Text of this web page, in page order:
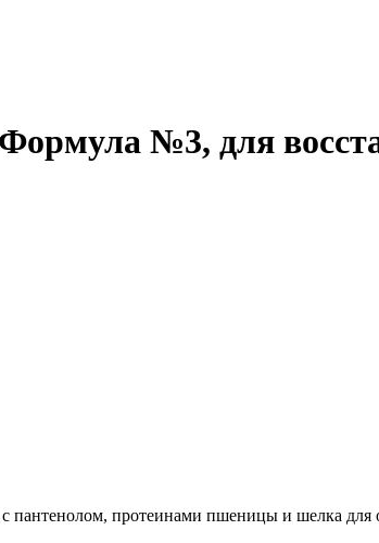
№3, для
пантенолом, протеинами пшеницы и шелка для